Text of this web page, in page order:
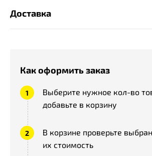
Как оформить заказ
Выберите нужное кол-во
добавьте в корзину
В корзине проверьте
их стоимость
Доставка